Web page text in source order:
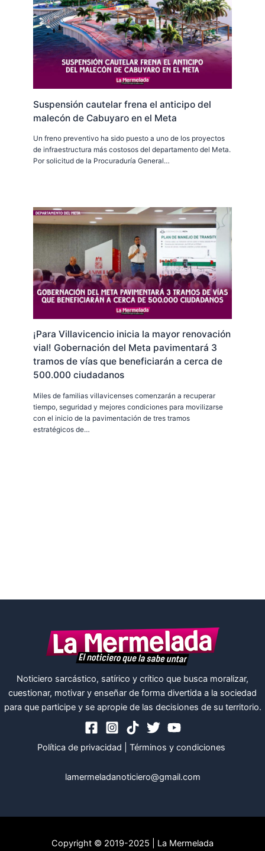
Suspensión cautelar frena el anticipo del
malecón de Cabuyaro en el Meta
Un freno preventivo ha sido puesto a uno de los proyectos
de infraestructura más costosos del departamento del Meta.
Por solicitud de la Procuraduría General…
¡Para Villavicencio inicia la mayor renovación
vial! Gobernación del Meta pavimentará 3
tramos de vías que beneficiarán a cerca de
500.000 ciudadanos
Miles de familias villavicenses comenzarán a recuperar
tiempo, seguridad y mejores condiciones para movilizarse
con el inicio de la pavimentación de tres tramos
estratégicos de…
Noticiero sarcástico, satírico y crítico que busca moralizar,
cuestionar, motivar y enseñar de forma divertida a la sociedad
para que participe y se apropie de las decisiones de su territorio.
Política de privacidad Términos y condiciones
lamermeladanoticiero@gmail.com
Copyright © 2019-2025 | La Mermelada